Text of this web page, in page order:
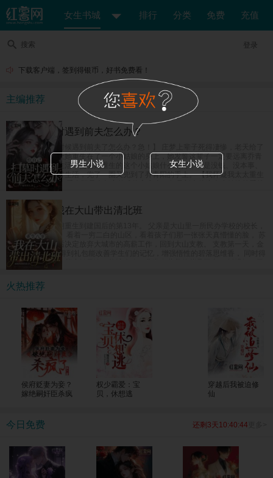
女生书城 排行 分类 免费 充值
搜索 登录
下载客户端，签到得银币，好书免费看！
主编推荐
给自己扫墓时遇到前夫怎么办？
【给自己上坟的时候遇到前夫了怎么办？急！】 庄梦上辈子死得凄惨，老天给了
她重开的机会，让她重生在了一个小姑娘的身上，她发誓这辈子一定要远离乔青
阳，奔向美好新生活，偏偏她重生的这个小姑娘什么都好，就是没钱、没本事、
没学历，她为了讨生活，兜了一圈又兜到了乔青阳的手上。 【我怀疑我太太重生
了怎么办？急！】 乔青阳是个坚定的唯物主义者，但是新来的这个小姑娘越看越
像是庄梦死后换的新马甲，难道是老天爷看他死了老婆这么可怜，又把他老婆送
回来了？
重生八零：我在大山带出清北班
女富豪苏茵茵一朝重生到建国后的第13年。 父亲是大山里一所民办学校的校长，
也是唯一的老师。 看着一穷二白的山区，看着孩子们那一张张天真懵懂的脸， 苏
茵茵在完成学业后决定放弃大城市的高薪工作，回到大山支教。 支教第一天，金
手指系统上线。 得到礼包能改善学生们的记忆，增强悟性的碧落思维香， 同时得
到了能强身健体的紫府转元诀，能让人吃了非常有营养的紫晶玉米， 眨眼间，民
办小学升级成民办中学，父女俩教出来的学生一个个进城拿竞赛名次，毕业班高
考生一个个上了清北！ 全国人民震惊，纷纷发来贺电，“苏老师，明年我能把孩子
转过来吗？大山的修路费我包了！”
火热推荐
侯府贬妻为妾？
嫁绝嗣奸臣杀疯
权少霸爱：宝
贝，休想逃
穿越后我被迫修
仙
今日免费 还剩3天10:40:44
男生小说 女生小说